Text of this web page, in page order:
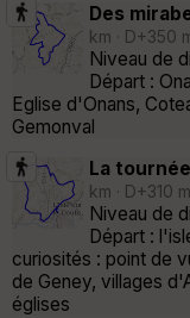
Des
km · D+350
Niveau de
Départ :
Eglise d'Onans,
Gemonval
La
km · D+310
Niveau de
Départ :
curiosités : point de
de Geney, villages
églises